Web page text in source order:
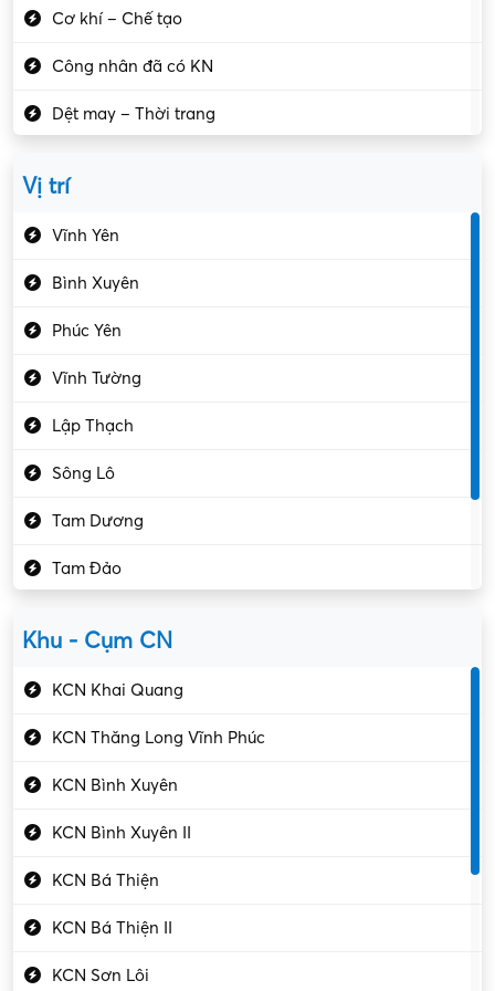
Cơ khí – Chế tạo
Công nhân đã có KN
Dệt may – Thời trang
Kiểm soát chất lượng
Kỹ sư cơ khí
Kỹ sư điện
Kỹ thuật cao
Kỹ thuật mạng – IT
Làm bán thời gian
Lao động phổ thông
Lập trình – Phát triển
Luật – Công chứng
Vị trí
Vĩnh Yên
Bình Xuyên
Phúc Yên
Vĩnh Tường
Lập Thạch
Sông Lô
Tam Dương
Tam Đảo
Khu - Cụm CN
KCN Khai Quang
KCN Thăng Long Vĩnh Phúc
KCN Bình Xuyên
KCN Bình Xuyên II
KCN Bá Thiện
KCN Bá Thiện II
KCN Sơn Lôi